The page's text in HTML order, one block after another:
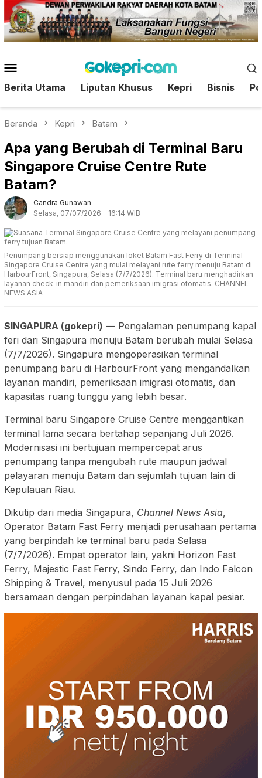
Loncat
ke
konten
Mobile
Berita Utama Liputan Khusus Kepri Bisnis
Beranda Kepri Batam
Apa yang Berubah di Terminal Baru
Singapore Cruise Centre Rute
Batam?
Candra Gunawan
Selasa, 07/07/2026 - 16:14 WIB
Penumpang bersiap menggunakan loket Batam Fast Ferry di Terminal
Singapore Cruise Centre yang mulai melayani rute ferry menuju Batam di
HarbourFront, Singapura, Selasa (7/7/2026). Terminal baru menghadirkan
layanan check-in mandiri dan pemeriksaan imigrasi otomatis. CHANNEL
NEWS ASIA
SINGAPURA (gokepri) — Pengalaman penumpang kapal
feri dari Singapura menuju Batam berubah mulai Selasa
(7/7/2026). Singapura mengoperasikan terminal
penumpang baru di HarbourFront yang mengandalkan
layanan mandiri, pemeriksaan imigrasi otomatis, dan
kapasitas ruang tunggu yang lebih besar.
Terminal baru Singapore Cruise Centre menggantikan
terminal lama secara bertahap sepanjang Juli 2026.
Modernisasi ini bertujuan mempercepat arus
penumpang tanpa mengubah rute maupun jadwal
pelayaran menuju Batam dan sejumlah tujuan lain di
Kepulauan Riau.
Dikutip dari media Singapura, Channel News Asia,
Operator Batam Fast Ferry menjadi perusahaan pertama
yang berpindah ke terminal baru pada Selasa
(7/7/2026). Empat operator lain, yakni Horizon Fast
Ferry, Majestic Fast Ferry, Sindo Ferry, dan Indo Falcon
Shipping & Travel, menyusul pada 15 Juli 2026
bersamaan dengan perpindahan layanan kapal pesiar.